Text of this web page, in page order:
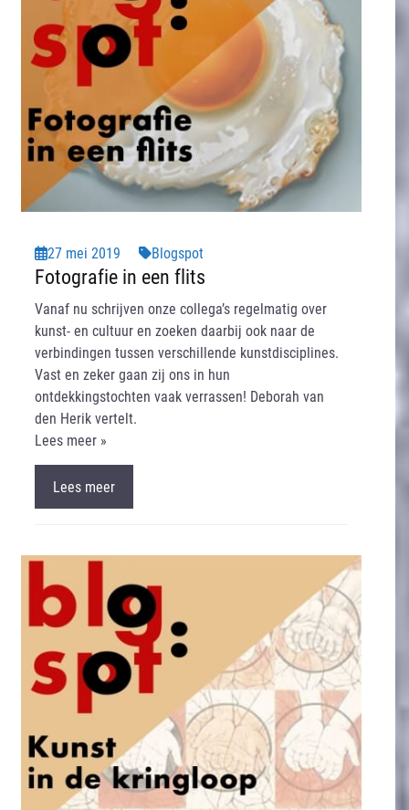
27 mei 2019 Blogspot
Fotografie in een flits
Vanaf nu schrijven onze collega’s regelmatig over
kunst- en cultuur en zoeken daarbij ook naar de
verbindingen tussen verschillende kunstdisciplines.
Vast en zeker gaan zij ons in hun
ontdekkingstochten vaak verrassen! Deborah van
den Herik vertelt.
Lees meer »
Lees meer